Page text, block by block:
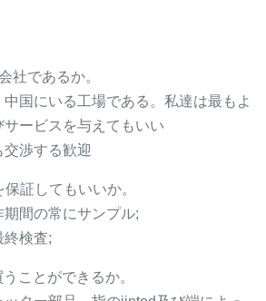
社であるか。
国にいる工場である。私達は最もよ
ービスを与えてもいい
交渉する歓迎
証してもいいか。
間の常にサンプル;
終検査;
ことができるか。